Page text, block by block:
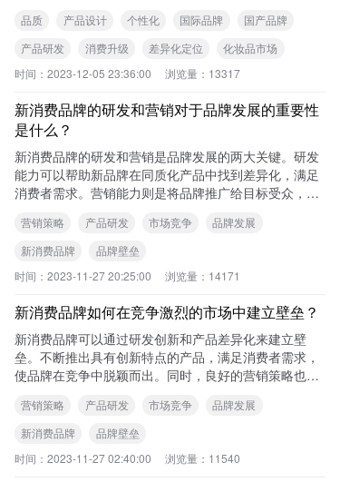
和
品质 产品设计 个性化 国际品牌
国产品牌
产品研发
消费升级 差异化定位
化妆品市场
时间： 2023-12-05 23:36:00 浏览量： 13317
新消费品牌的研发和营销对于品牌发展的重要性
是什么？
新消费品牌的研发和营销是品牌发展的两大关键。研发
能力可以帮助新品牌在同质化产品中找到差异化，满足
消费者需求。营销能力则是将品牌推广给目标受众，吸
发
营销策略 产品研发 市场竞争
品牌发展
新消费品牌
品牌壁垒
时间： 2023-11-27 20:25:00 浏览量： 14171
新消费品牌如何在竞争激烈的市场中建立壁垒？
新消费品牌可以通过研发创新和产品差异化来建立壁
垒。不断推出具有创新特点的产品，满足消费者需求，
使品牌在竞争中脱颖而出。同时，良好的营销策略也能
产品
营销策略 产品研发 市场竞争
品牌发展
新消费品牌
品牌壁垒
时间： 2023-11-27 02:40:00 浏览量： 11540